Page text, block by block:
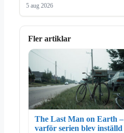
5 aug 2026
Fler artiklar
The Last Man on Earth –
varför serien blev inställd